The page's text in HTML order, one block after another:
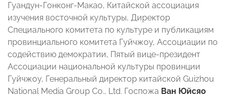
Гуандун-Гонконг-Макао, Китайской ассоциация
изучения восточной культуры, Директор
Специального комитета по культуре и публикациям
провинциального комитета Гуйчжоу, Ассоциации по
содействию демократии, Пятый вице-президент
Ассоциации национальной культуры провинции
Гуйчжоу, Генеральный директор китайской Guizhou
National Media Group Co., Ltd. Госпожа Ван Юйсяо